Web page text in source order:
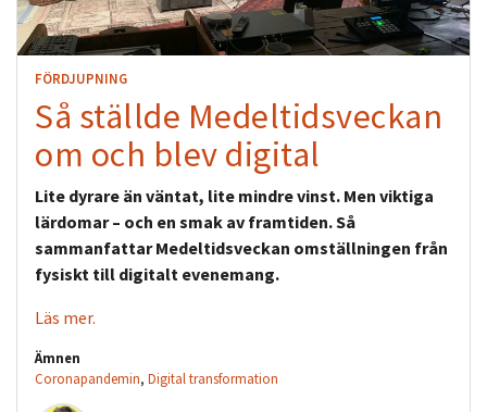
FÖRDJUPNING
Så ställde Medeltidsveckan
om och blev digital
Lite dyrare än väntat, lite mindre vinst. Men viktiga
lärdomar – och en smak av framtiden. Så
sammanfattar Medeltidsveckan omställningen från
fysiskt till digitalt evenemang.
Läs mer.
Ämnen
Coronapandemin, Digital transformation